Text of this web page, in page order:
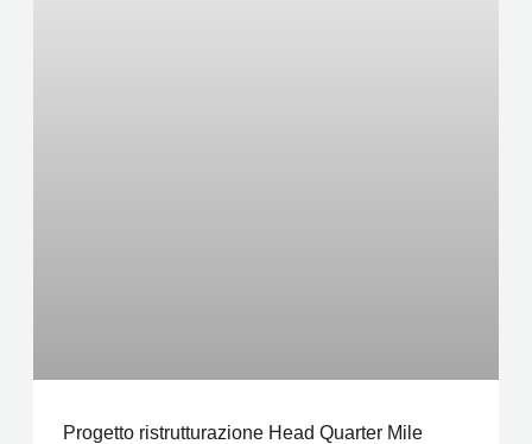
Progetto ristrutturazione Head Quarter Mile